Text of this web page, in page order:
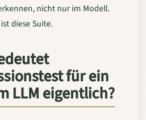
nicht nur im Modell.
diese Suite.
für ein
LLM eigentlich?